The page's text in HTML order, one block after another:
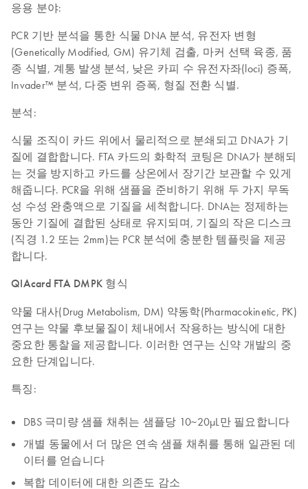
응용 분야:
PCR 기반 분석을 통한 식물 DNA 분석, 유전자 변형
(Genetically Modified, GM) 유기체 검출, 마커 선택 육종, 품
종 식별, 계통 발생 분석, 낮은 카피 수 유전자좌(loci) 증폭,
Invader™ 분석, 다중 변위 증폭, 형질 전환 식별.
분석:
식물 조직이 카드 위에서 물리적으로 분쇄되고 DNA가 기
질에 결합합니다. FTA 카드의 화학적 코팅은 DNA가 분해되
는 것을 방지하고 카드를 상온에서 장기간 보관할 수 있게
해줍니다. PCR을 위해 샘플을 준비하기 위해 두 가지 무독
성 수성 완충액으로 기질을 세척합니다. DNA는 정제하는
동안 기질에 결합된 상태로 유지되며, 기질의 작은 디스크
(직경 1.2 또는 2mm)는 PCR 분석에 충분한 템플릿을 제공
합니다.
QIAcard FTA DMPK 형식
약물 대사(Drug Metabolism, DM) 약동학(Pharmacokinetic, PK)
연구는 약물 후보물질이 체내에서 작용하는 방식에 대한
중요한 통찰을 제공합니다. 이러한 연구는 신약 개발의 중
요한 단계입니다.
특징:
DBS 극미량 샘플 채취는 샘플당 10~20µL만 필요합니다
개별 동물에서 더 많은 연속 샘플 채취를 통해 일관된 데
이터를 얻습니다
복합 데이터에 대한 의존도 감소